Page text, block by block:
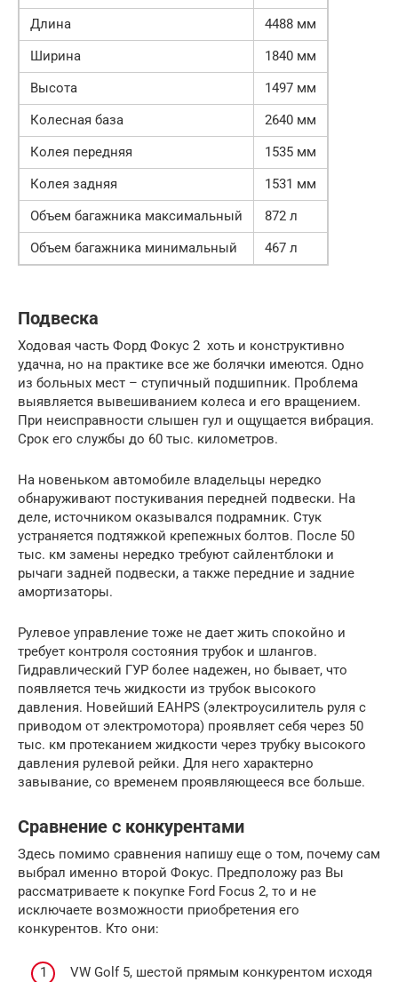
Длина
4488 мм
Ширина
1840 мм
Высота
1497 мм
Колесная база
2640 мм
Колея передняя
1535 мм
Колея задняя
1531 мм
Объем багажника максимальный
872 л
Объем багажника минимальный
467 л
Подвеска
Ходовая часть Форд Фокус 2 хоть и конструктивно
удачна, но на практике все же болячки имеются. Одно
из больных мест – ступичный подшипник. Проблема
выявляется вывешиванием колеса и его вращением.
При неисправности слышен гул и ощущается вибрация.
Срок его службы до 60 тыс. километров.
На новеньком автомобиле владельцы нередко
обнаруживают постукивания передней подвески. На
деле, источником оказывался подрамник. Стук
устраняется подтяжкой крепежных болтов. После 50
тыс. км замены нередко требуют сайлентблоки и
рычаги задней подвески, а также передние и задние
амортизаторы.
Рулевое управление тоже не дает жить спокойно и
требует контроля состояния трубок и шлангов.
Гидравлический ГУР более надежен, но бывает, что
появляется течь жидкости из трубок высокого
давления. Новейший EAHPS (электроусилитель руля с
приводом от электромотора) проявляет себя через 50
тыс. км протеканием жидкости через трубку высокого
давления рулевой рейки. Для него характерно
завывание, со временем проявляющееся все больше.
Сравнение с конкурентами
Здесь помимо сравнения напишу еще о том, почему сам
выбрал именно второй Фокус. Предположу раз Вы
рассматриваете к покупке Ford Focus 2, то и не
исключаете возможности приобретения его
конкурентов. Кто они:
VW Golf 5, шестой прямым конкурентом исходя